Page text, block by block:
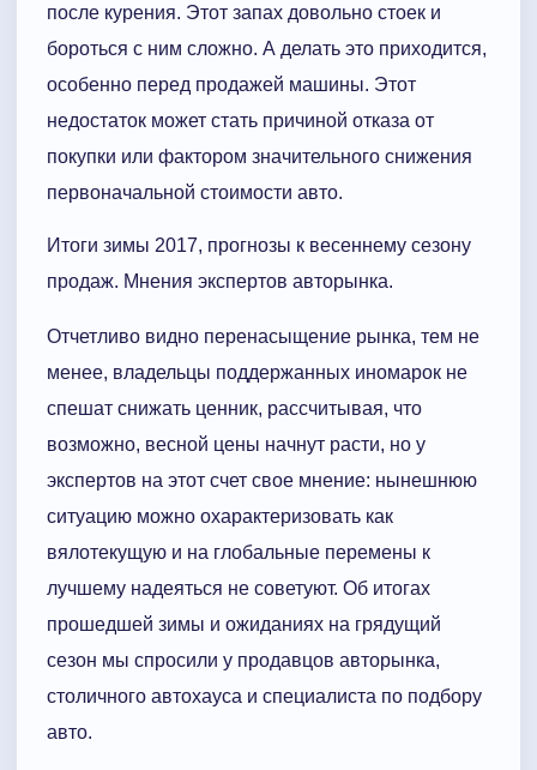
после курения. Этот запах довольно стоек и
бороться с ним сложно. А делать это приходится,
особенно перед продажей машины. Этот
недостаток может стать причиной отказа от
покупки или фактором значительного снижения
первоначальной стоимости авто.
Итоги зимы 2017, прогнозы к весеннему сезону
продаж. Мнения экспертов авторынка.
Отчетливо видно перенасыщение рынка, тем не
менее, владельцы поддержанных иномарок не
спешат снижать ценник, рассчитывая, что
возможно, весной цены начнут расти, но у
экспертов на этот счет свое мнение: нынешнюю
ситуацию можно охарактеризовать как
вялотекущую и на глобальные перемены к
лучшему надеяться не советуют. Об итогах
прошедшей зимы и ожиданиях на грядущий
сезон мы спросили у продавцов авторынка,
столичного автохауса и специалиста по подбору
авто.